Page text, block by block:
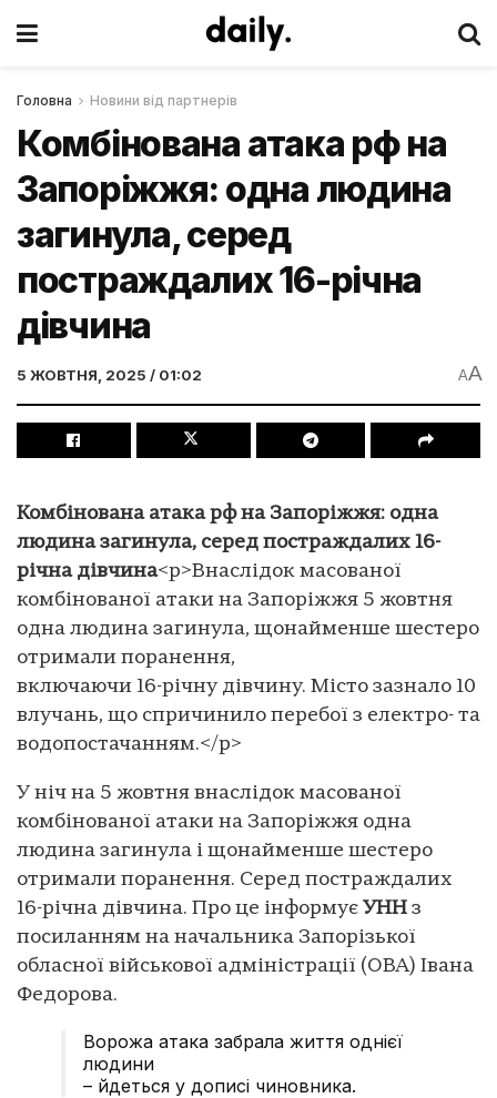
Головна Новини від партнерів
Комбінована атака рф на
Запоріжжя: одна людина
загинула, серед
постраждалих 16-річна
дівчина
5 ЖОВТНЯ, 2025 / 01:02 AA
Комбінована атака рф на Запоріжжя: одна
людина загинула, серед постраждалих 16-
річна дівчина<p>Внаслідок масованої
комбінованої атаки на Запоріжжя 5 жовтня
одна людина загинула, щонайменше шестеро
отримали поранення,
включаючи 16-річну дівчину. Місто зазнало 10
влучань, що спричинило перебої з електро- та
водопостачанням.</p>
У ніч на 5 жовтня внаслідок масованої
комбінованої атаки на Запоріжжя одна
людина загинула і щонайменше шестеро
отримали поранення. Серед постраждалих
16-річна дівчина. Про це інформує УНН з
посиланням на начальника Запорізької
обласної військової адміністрації (ОВА) Івана
Федорова.
Ворожа атака забрала життя однієї
людини
– йдеться у дописі чиновника.